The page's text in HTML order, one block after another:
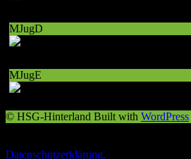
MJugD
MJugE
© HSG-Hinterland Built with WordPress
Datenschutzerklärung.